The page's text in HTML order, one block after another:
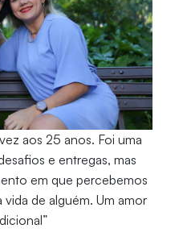
aos 25 anos. Foi uma
e entregas, mas
em que percebemos
de alguém. Um amor